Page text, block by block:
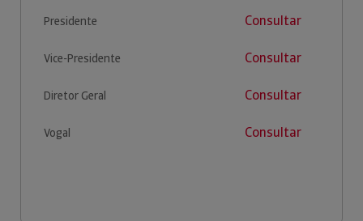
Presidente Consultar
Vice-Presidente Consultar
Diretor Geral Consultar
Vogal Consultar